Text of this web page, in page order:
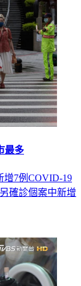
最多
增7例COVID-19
確診個案中新增